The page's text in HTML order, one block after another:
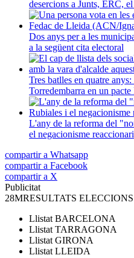
desercions a Junts, ERC,
Dos anys per a les
a la següent cita electoral
Tres batlles en quatre
Torredembarra en un
L'any de la reforma del
el negacionisme reaccionari
compartir a Whatsapp
compartir a Facebook
compartir a X
Publicitat
28MRESULTATS
Llistat BARCELONA
Llistat TARRAGONA
Llistat GIRONA
Llistat LLEIDA